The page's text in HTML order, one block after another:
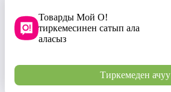
Товарды Мой О!
тиркемесинен сатып ала
аласыз
Тиркемеден ачуу